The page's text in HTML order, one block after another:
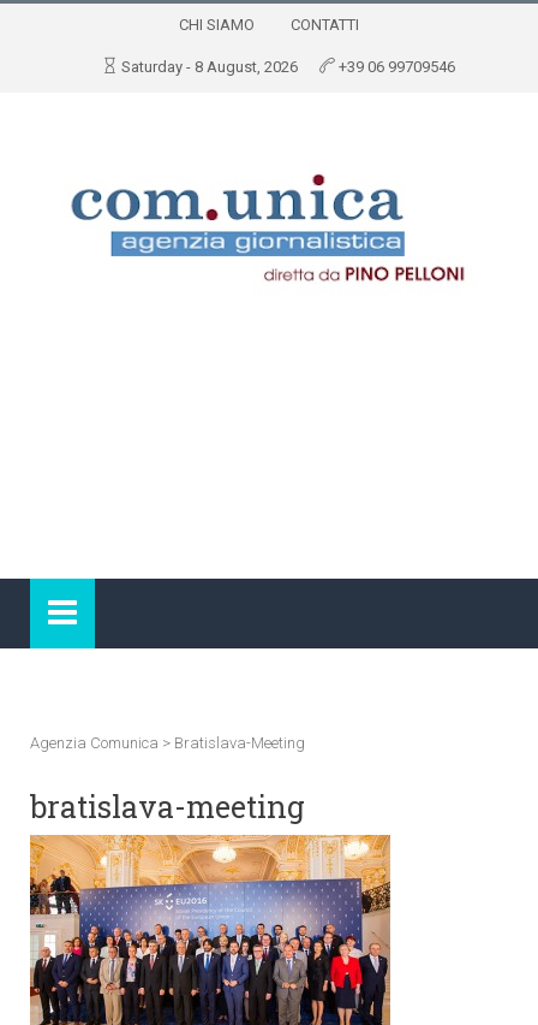
CHI SIAMO CONTATTI
Saturday - 8 August, 2026 +39 06 99709546
Agenzia Comunica > Bratislava-Meeting
bratislava-meeting